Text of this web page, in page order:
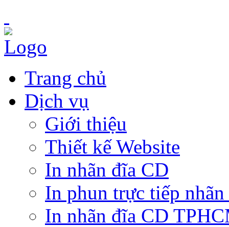
Trang chủ
Dịch vụ
Giới thiệu
Thiết kế Website
In nhãn đĩa CD
In phun trực tiếp
In nhãn đĩa CD